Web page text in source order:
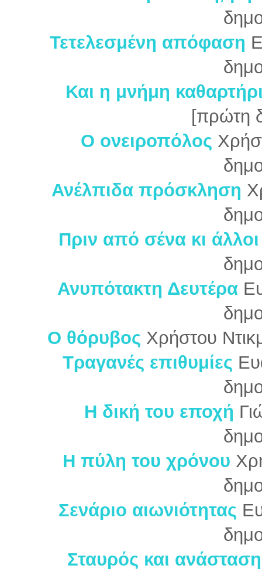
Τετελεσμένη απόφαση
Και η μνήμη
[πρώτη
Ο ονειροπόλος
Ανέλπιδα πρόσκληση
Πριν από σένα κι άλλοι
Ανυπότακτη Δευτέρα
Ο θόρυβος Χρήστου
Τραγανές επιθυμίες
Η δική του εποχή
Η πύλη του χρόνου
Σενάριο αιωνιότητας
Σταυρός και ανάσταση